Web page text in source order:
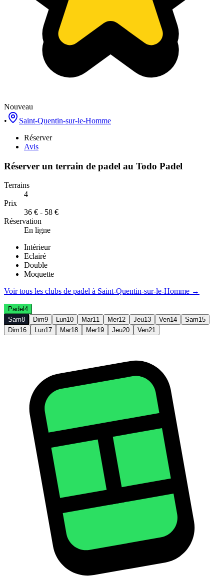
Nouveau
•
Saint-Quentin-sur-le-Homme
Réserver
Avis
Réserver un terrain de padel au Todo Padel
Terrains
4
Prix
36 € - 58 €
Réservation
En ligne
Intérieur
Eclairé
Double
Moquette
Voir tous les clubs de padel à Saint-Quentin-sur-le-Homme →
Padel 4
Sam8 Dim9 Lun10 Mar11 Mer12 Jeu13 Ven14 Sam15
Dim16 Lun17 Mar18 Mer19 Jeu20 Ven21